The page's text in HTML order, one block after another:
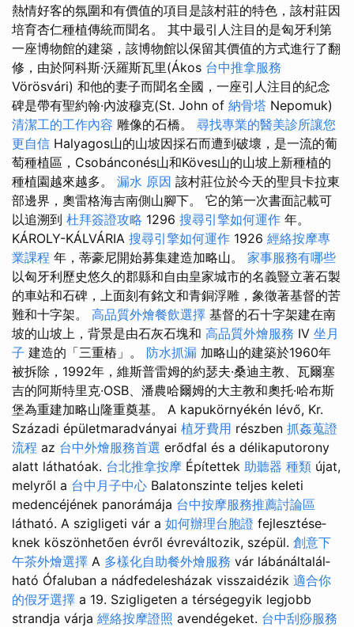
熱情好客的氛圍和有價值的項目是該村莊的特色，該村莊因
培育杏仁種植傳統而聞名。 其中最引人注目的是匈牙利第
一座博物館的建築，該博物館以保留其價值的方式進行了翻
修，由於阿科斯·沃羅斯瓦里(Ákos 台中推拿服務
Vörösvári) 和他的妻子而聞名全國，一座引人注目的紀念
碑是帶有聖約翰·內波穆克(St. John of 納骨塔 Nepomuk)
清潔工的工作內容 雕像的石橋。 尋找專業的醫美診所讓您
更自信 Halyagos山的山坡因採石而遭到破壞，是一流的葡
萄種植區，Csobánconés山和Köves山的山坡上新種植的
種植園越來越多。 漏水 原因 該村莊位於今天的聖貝卡拉東
部邊界，奧雷格海吉南側山腳下。 它的第一次書面記載可
以追溯到 杜拜簽證攻略 1296 搜尋引擎如何運作 年。
KÁROLY-KÁLVÁRIA 搜尋引擎如何運作 1926 經絡按摩專
業課程 年，蒂豪尼開始募集建造加略山。 家事服務有哪些
以匈牙利歷史悠久的郡縣和自由皇家城市的名義豎立著石製
的車站和石碑，上面刻有銘文和青銅浮雕，象徵著基督的苦
難和十字架。 高品質外燴餐飲選擇 基督的石十字架建在南
坡的山坡上，背景是由石灰石塊和 高品質外燴服務 IV 坐月
子 建造的「三重樁」。 防水抓漏 加略山的建築於1960年
被拆除，1992年，維斯普雷姆的約瑟夫·桑迪主教、瓦爾塞
吉的阿斯特里克·OSB、潘農哈爾姆的大主教和奧托·哈布斯
堡為重建加略山隆重奠基。 A kapukörnyékén lévő, Kr.
Századi épületmaradványai 植牙費用 részben 抓姦蒐證
流程 az 台中外燴服務首選 erődfal és a délikaputorony
alatt láthatóak. 台北推拿按摩 Építettek 助聽器 種類 újat,
melyről a 台中月子中心 Balatonszinte teljes keleti
medencéjének panorámája 台中按摩服務推薦討論區
látható. A szigligeti vár a 如何辦理台胞證 fej­lesz­té­se­
knek köszönhetően évről évreváltozik, szépül. 創意下
午茶外燴選擇 A 多樣化自助餐外燴服務 vár lábánálta­­lál­­
ható Ófaluban a nádfedelesházak visszaidézik 適合你
的假牙選擇 a 19. Szigligeten a térségegyik legjobb
strandja várja 經絡按摩證照 avendégeket. 台中刮痧服務